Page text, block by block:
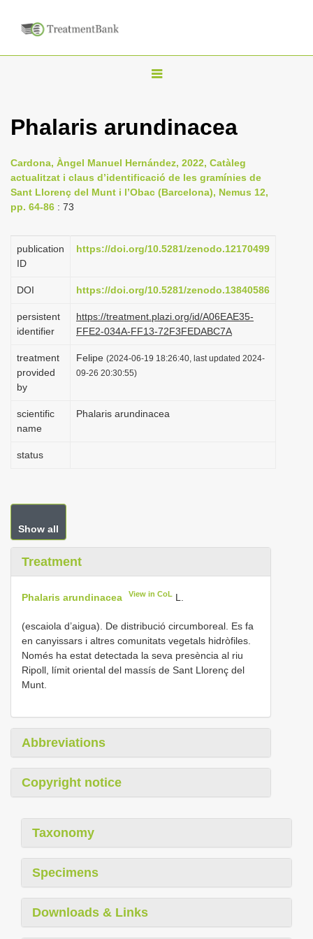
T
g
e
n
i
a
i
Phalaris arundinacea
Cardona, Àngel Manuel Hernández, 2022, Catàleg
actualitzat i claus d’identificació de les gramínies de
Sant Llorenç del Munt i l’Obac (Barcelona), Nemus 12,
pp. 64-86 : 73
publication
ID
https://doi.org/10.5281/zenodo.12170499
DOI https://doi.org/10.5281/zenodo.13840586
persistent
identifier
https://treatment.plazi.org/id/A06EAE35-
FFE2-034A-FF13-72F3FEDABC7A
treatment
provided
by
Felipe (2024-06-19 18:26:40, last updated 2024-
09-26 20:30:55)
scientific
name
Phalaris arundinacea
status
Show all
Treatment
Phalaris arundinacea View in CoL L.
(escaiola d’aigua). De distribució circumboreal. Es fa
en canyissars i altres comunitats vegetals hidròfiles.
Només ha estat detectada la seva presència al riu
Ripoll, límit oriental del massís de Sant Llorenç del
Munt.
Abbreviations
Copyright notice
Taxonomy
Specimens
Downloads & Links